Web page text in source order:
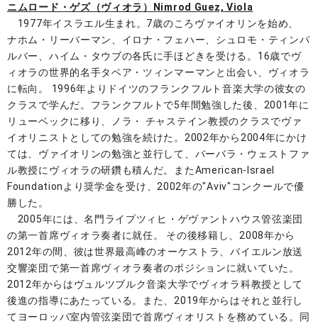
ニムロード・ゲズ（ヴィオラ）Nimrod Guez, Viola
1977年イスラエル生まれ。7歳のころヴァイオリンを始め、
ナホム・リーバーマン、イロナ・フェハー、シュロモ・ティンパ
ルバー、ハイム・タウブの各氏に手ほどきを受ける。16歳でヴ
ィオラの世界的名手タベア・ツィンマーマンと出会い、ヴィオラ
に転向。 1996年よりドイツのフランクフルト音楽大学の彼女の
クラスで学んだ。フランクフルトで5年間勉強した後、2001年に
リューベックに移り、ノラ・ チャステイン教授のクラスでヴァ
イオリニストとしての勉強を続けた。2002年から2004年にかけ
ては、ヴァイオリンの勉強と並行して、バーバラ・ウェストファ
ル教授にヴィオラの研鑽も積んだ。またAmerican-Israel
Foundationより奨学金を受け、2002年の"Aviv"コンクールで優
勝した。
2005年には、名門ライプツィヒ・ゲヴァントハウス管弦楽団
の第一首席ヴィオラ奏者に就任。 その後移籍し、2008年から
2012年の間、彼は世界最高峰のオーケストラ、バイエルン放送
交響楽団で第一首席ヴィオラ奏者のポジションに就いていた。
2012年からはヴュルツブルク音楽大学でヴィオラ科教授として
後進の指導にあたっている。また、2019年からはそれと並行し
てヨーロッパ室内管弦楽団で首席ヴィオリストを務めている。同